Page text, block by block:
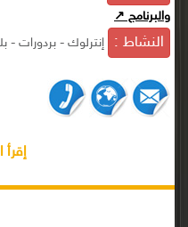
والبرنامج ↗
النشاط : إنترلوك - بردورات -
إقرأ